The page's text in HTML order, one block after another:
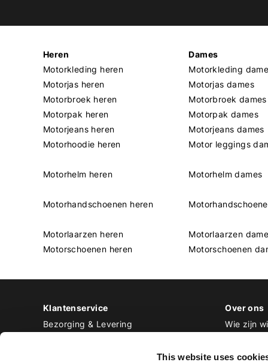
This website uses
Heren
Motorkleding heren
Motorjas heren
Motorbroek heren
Motorpak heren
Motorjeans heren
Motorhoodie heren
Motorhelm heren
Motorhandschoenen heren
Motorlaarzen heren
Motorschoenen heren
Dames
Motorkleding
Motorjas dames
Motorbroek dames
Motorpak dames
Motorjeans dames
Motor leggings
Motorhelm dames
Motorlaarzen
Motorschoenen
Klantenservice
Bezorging & Levering
Over ons
Wie zijn
Werken